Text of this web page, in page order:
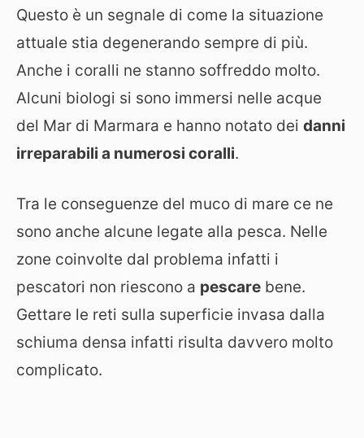
Questo è un segnale di come la situazione
attuale stia degenerando sempre di più.
Anche i coralli ne stanno soffreddo molto.
Alcuni biologi si sono immersi nelle acque
del Mar di Marmara e hanno notato dei danni
irreparabili a numerosi coralli.
Tra le conseguenze del muco di mare ce ne
sono anche alcune legate alla pesca. Nelle
zone coinvolte dal problema infatti i
pescatori non riescono a pescare bene.
Gettare le reti sulla superficie invasa dalla
schiuma densa infatti risulta davvero molto
complicato.